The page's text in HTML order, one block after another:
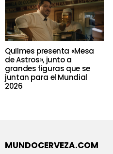
Quilmes presenta «Mesa
de Astros», junto a
grandes figuras que se
juntan para el Mundial
2026
MUNDOCERVEZA.COM